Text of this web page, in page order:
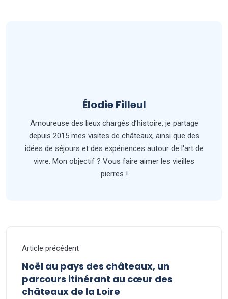
Élodie Filleul
Amoureuse des lieux chargés d’histoire, je partage
depuis 2015 mes visites de châteaux, ainsi que des
idées de séjours et des expériences autour de l'art de
vivre. Mon objectif ? Vous faire aimer les vieilles
pierres !
Article précédent
Noël au pays des châteaux, un
parcours itinérant au cœur des
châteaux de la Loire